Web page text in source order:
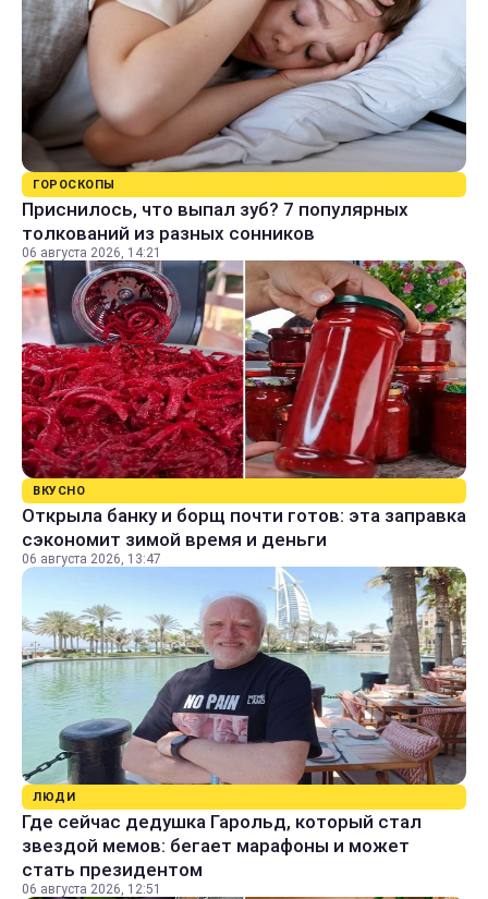
ГОРОСКОПЫ
Приснилось, что выпал зуб? 7 популярных
толкований из разных сонников
06 августа 2026, 14:21
ВКУСНО
Открыла банку и борщ почти готов: эта заправка
сэкономит зимой время и деньги
06 августа 2026, 13:47
ЛЮДИ
Где сейчас дедушка Гарольд, который стал
звездой мемов: бегает марафоны и может
стать президентом
06 августа 2026, 12:51